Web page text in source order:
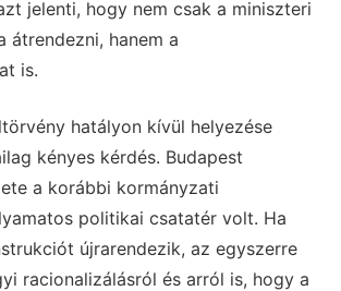
jelenti, hogy nem csak a miniszteri
átrendezni, hanem a
is.
hatályon kívül helyezése
kényes kérdés. Budapest
a korábbi kormányzati
politikai csatatér volt. Ha
újrarendezik, az egyszerre
racionalizálásról és arról is, hogy a